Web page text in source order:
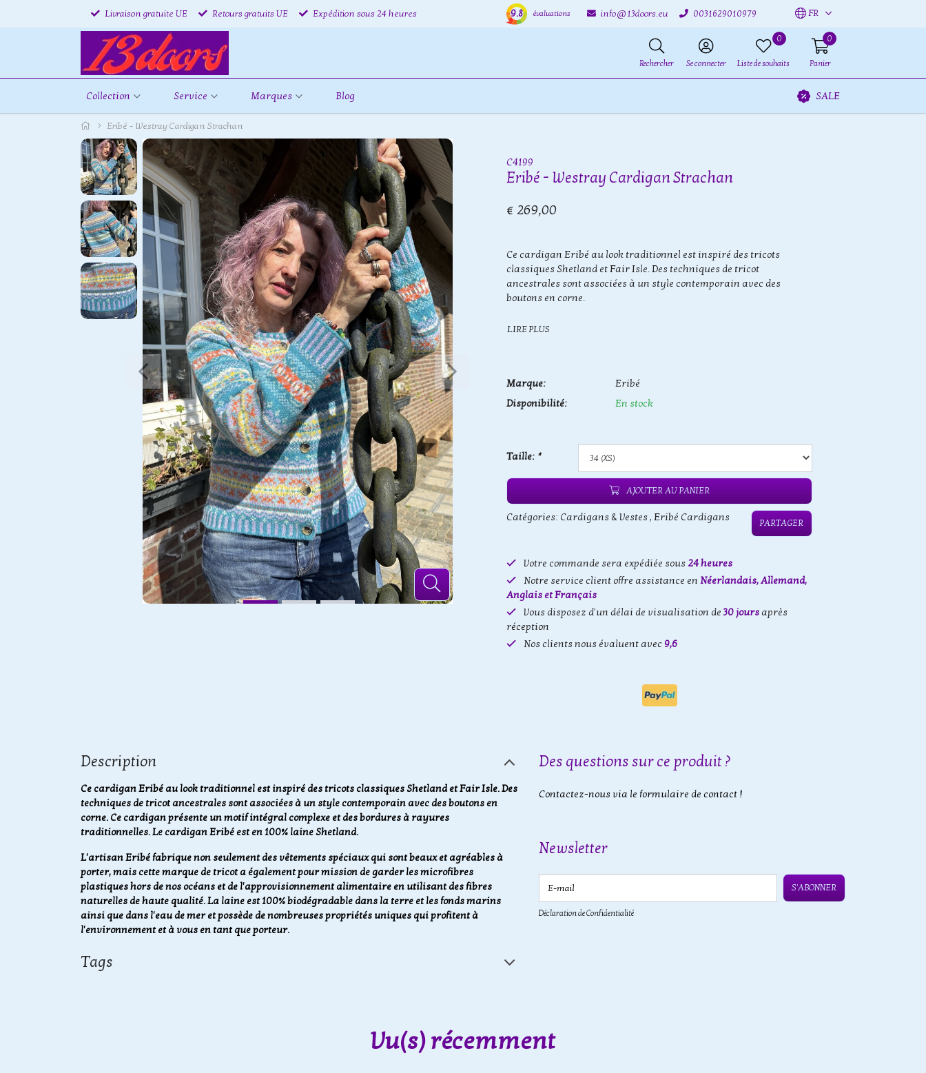
Livraison gratuite UE Retours gratuits UE Expédition sous 24 heures 9.8 évaluations info@13doors.eu 0031629010979 FR
Rechercher Se connecter
0
Liste de souhaits
0
Panier
Collection Service Marques Blog SALE
Eribé - Westray Cardigan Strachan
C4199
Eribé - Westray Cardigan Strachan
€ 269,00
Ce cardigan Eribé au look traditionnel est inspiré des tricots
classiques Shetland et Fair Isle. Des techniques de tricot
ancestrales sont associées à un style contemporain avec des
boutons en corne.
LIRE PLUS
Marque:
Eribé
Disponibilité:
En stock
Taille: *
AJOUTER AU PANIER
Catégories: Cardigans & Vestes, Eribé Cardigans PARTAGER
Votre commande sera expédiée sous24 heures
Notre service client offre assistance en Néerlandais, Allemand,
Anglais et Français
Vous disposez d'un délai de visualisation de30 jours après
réception
Nos clients nous évaluent avec 9,6
Description
Ce cardigan Eribé au look traditionnel est inspiré des tricots classiques Shetland et Fair Isle. Des
techniques de tricot ancestrales sont associées à un style contemporain avec des boutons en
corne. Ce cardigan présente un motif intégral complexe et des bordures à rayures
traditionnelles. Le cardigan Eribé est en 100% laine Shetland.
L'artisan Eribé fabrique non seulement des vêtements spéciaux qui sont beaux et agréables à
porter, mais cette marque de tricot a également pour mission de garder les microfibres
plastiques hors de nos océans et de l'approvisionnement alimentaire en utilisant des fibres
naturelles de haute qualité. La laine est 100% biodégradable dans la terre et les fonds marins
ainsi que dans l'eau de mer et possède de nombreuses propriétés uniques qui profitent à
l'environnement et à vous en tant que porteur.
Tags
Des questions sur ce produit ?
Contactez-nous via le formulaire de contact !
Newsletter
E-mail
S'ABONNER
Déclaration de Confidentialité
Vu(s) récemment